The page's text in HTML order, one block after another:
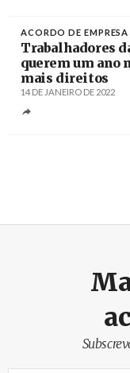
ACORDO DE EMPRESA
Trabalhadores
querem um ano
mais direitos
14 DE JANEIRO DE 2022